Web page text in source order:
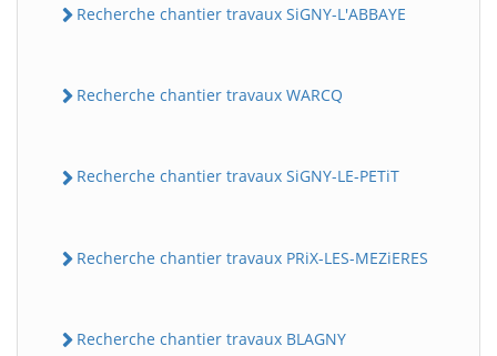
Recherche chantier travaux SiGNY-L'ABBAYE
Recherche chantier travaux WARCQ
Recherche chantier travaux SiGNY-LE-PETiT
Recherche chantier travaux PRiX-LES-MEZiERES
Recherche chantier travaux BLAGNY